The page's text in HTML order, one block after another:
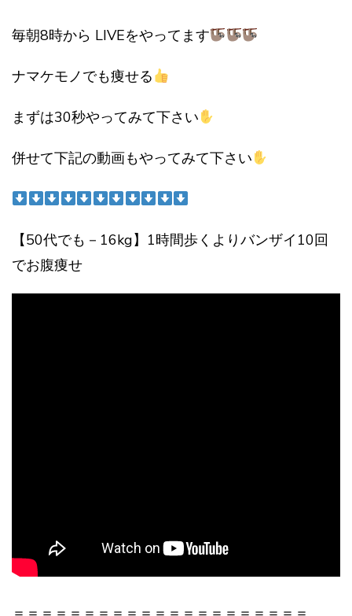
毎朝8時から LIVEをやってます
ナマケモノでも痩せる
まずは30秒やってみて下さい
併せて下記の動画もやってみて下さい
【50代でも－16kg】1時間歩くよりバンザイ10回
でお腹痩せ